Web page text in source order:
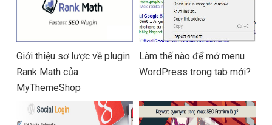
Giới thiệu sơ lược về plugin
Rank Math của
MyThemeShop
Làm thế nào để mở menu
WordPress trong tab mới?